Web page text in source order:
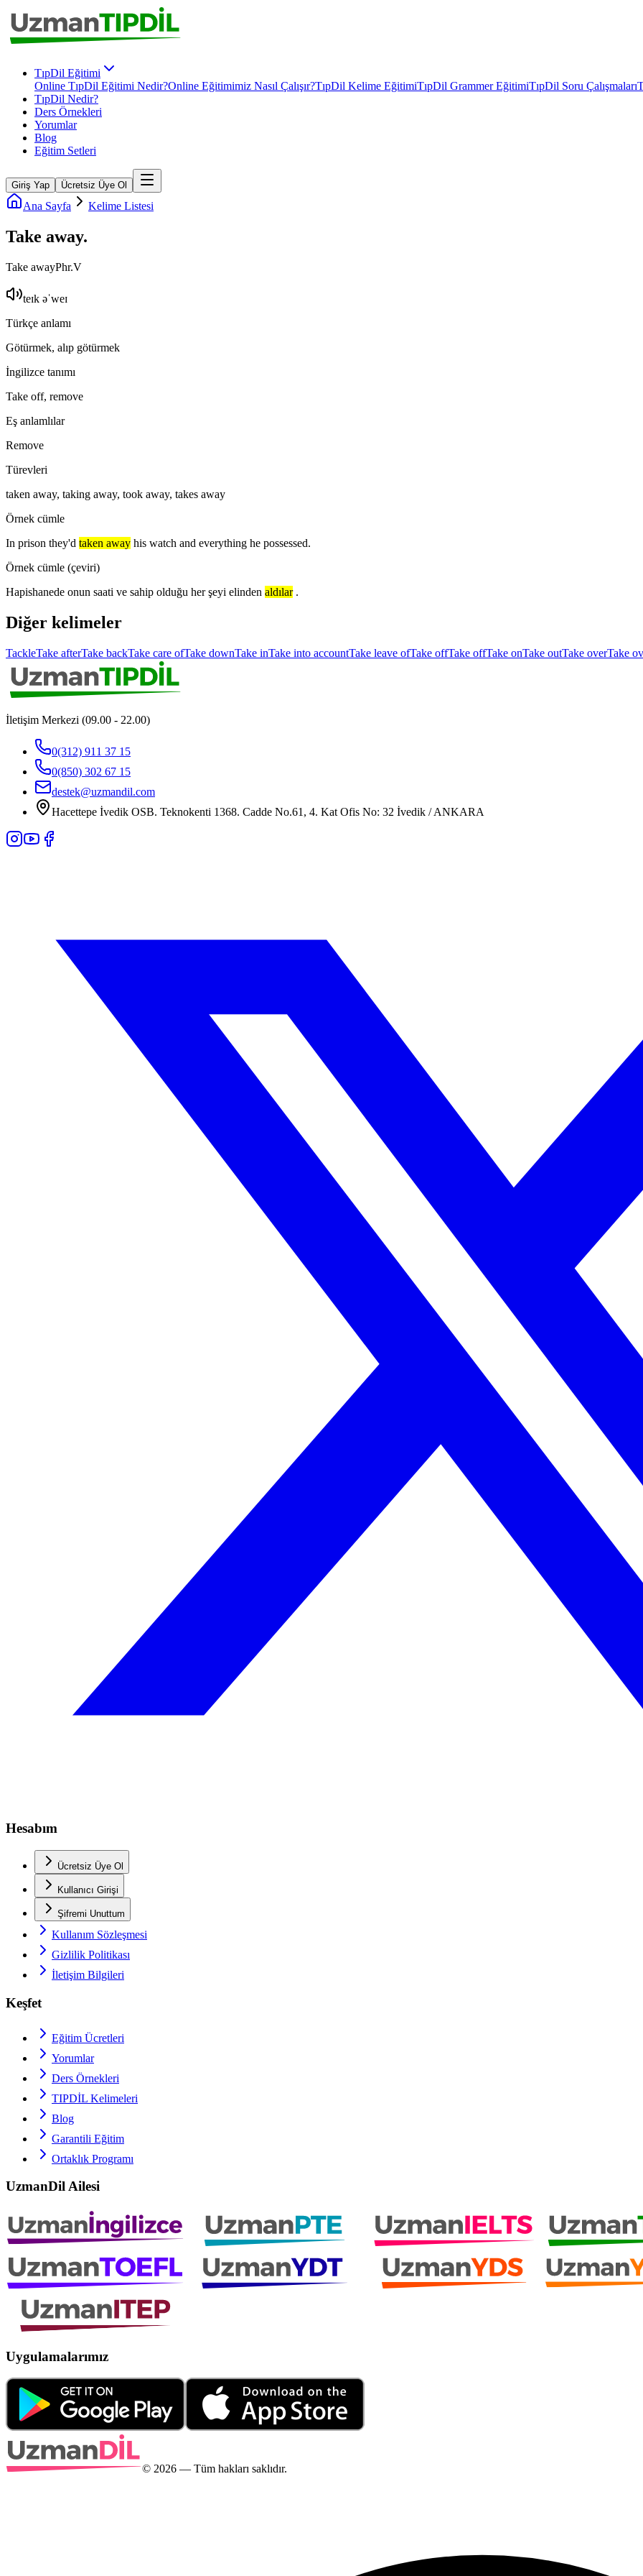
TıpDil Eğitimi
Online TıpDil Eğitimi Nedir?Online Eğitimimiz Nasıl Çalışır?TıpDil Kelime EğitimiTıpDil Grammer EğitimiTıpDil Soru Çalışmaları
TıpDil Nedir?
Ders Örnekleri
Yorumlar
Blog
Eğitim Setleri
Giriş Yap Ücretsiz Üye Ol
Ana Sayfa Kelime Listesi
Take away.
Take awayPhr.V
teɪk əˈweɪ
Türkçe anlamı
Götürmek, alıp götürmek
İngilizce tanımı
Take off, remove
Eş anlamlılar
Remove
Türevleri
taken away, taking away, took away, takes away
Örnek cümle
In prison they'd taken away his watch and everything he possessed.
Örnek cümle (çeviri)
Hapishanede onun saati ve sahip olduğu her şeyi elinden aldılar .
Diğer kelimeler
TackleTake afterTake backTake care ofTake downTake inTake into accountTake leave ofTake offTake offTake onTake outTake overTake
İletişim Merkezi (09.00 - 22.00)
0(312) 911 37 15
0(850) 302 67 15
destek@uzmandil.com
Hacettepe İvedik OSB. Teknokenti 1368. Cadde No.61, 4. Kat Ofis No: 32 İvedik / ANKARA
Hesabım
Ücretsiz Üye Ol
Kullanıcı Girişi
Şifremi Unuttum
Kullanım Sözleşmesi
Gizlilik Politikası
İletişim Bilgileri
Keşfet
Eğitim Ücretleri
Yorumlar
Ders Örnekleri
TIPDİL Kelimeleri
Blog
Garantili Eğitim
Ortaklık Programı
UzmanDil Ailesi
Uygulamalarımız
© 2026 — Tüm hakları saklıdır.